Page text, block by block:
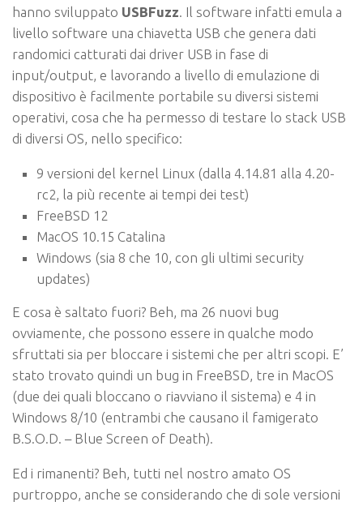
hanno sviluppato USBFuzz. Il software infatti emula a
livello software una chiavetta USB che genera dati
randomici catturati dai driver USB in fase di
input/output, e lavorando a livello di emulazione di
dispositivo è facilmente portabile su diversi sistemi
operativi, cosa che ha permesso di testare lo stack USB
di diversi OS, nello specifico:
9 versioni del kernel Linux (dalla 4.14.81 alla 4.20-
rc2, la più recente ai tempi dei test)
FreeBSD 12
MacOS 10.15 Catalina
Windows (sia 8 che 10, con gli ultimi security
updates)
E cosa è saltato fuori? Beh, ma 26 nuovi bug
ovviamente, che possono essere in qualche modo
sfruttati sia per bloccare i sistemi che per altri scopi. E’
stato trovato quindi un bug in FreeBSD, tre in MacOS
(due dei quali bloccano o riavviano il sistema) e 4 in
Windows 8/10 (entrambi che causano il famigerato
B.S.O.D. – Blue Screen of Death).
Ed i rimanenti? Beh, tutti nel nostro amato OS
purtroppo, anche se considerando che di sole versioni